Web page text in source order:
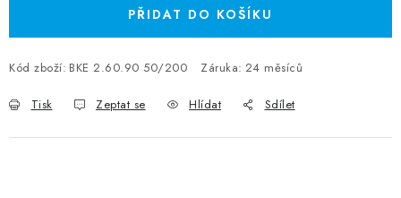
PŘIDAT DO KOŠÍKU
Kód zboží: BKE 2.60.90 50/200 Záruka: 24 měsíců
Tisk Zeptat se Hlídat Sdílet